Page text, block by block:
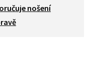
nošení